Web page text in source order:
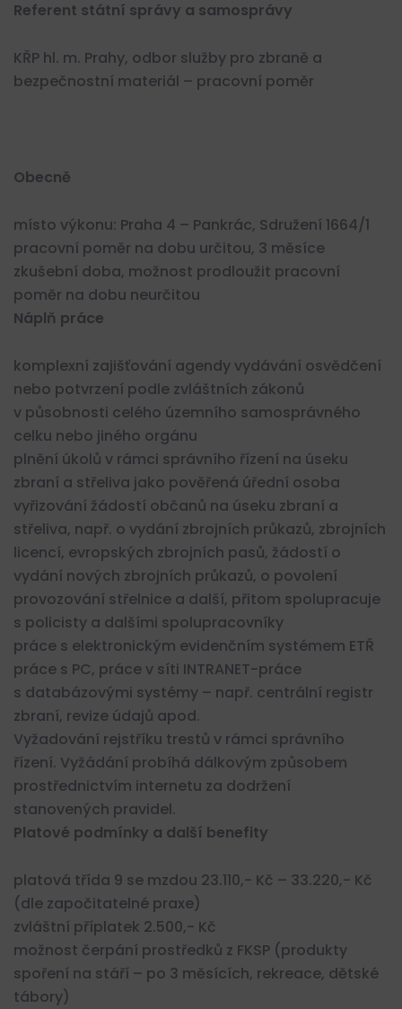
Referent státní správy a samosprávy
KŘP hl. m. Prahy, odbor služby pro zbraně a
bezpečnostní materiál – pracovní poměr
Obecně
místo výkonu: Praha 4 – Pankrác, Sdružení 1664/1
pracovní poměr na dobu určitou, 3 měsíce
zkušební doba, možnost prodloužit pracovní
poměr na dobu neurčitou
Náplň práce
komplexní zajišťování agendy vydávání osvědčení
nebo potvrzení podle zvláštních zákonů
v působnosti celého územního samosprávného
celku nebo jiného orgánu
plnění úkolů v rámci správního řízení na úseku
zbraní a střeliva jako pověřená úřední osoba
vyřizování žádostí občanů na úseku zbraní a
střeliva, např. o vydání zbrojních průkazů, zbrojních
licencí, evropských zbrojních pasů, žádostí o
vydání nových zbrojních průkazů, o povolení
provozování střelnice a další, přitom spolupracuje
s policisty a dalšími spolupracovníky
práce s elektronickým evidenčním systémem ETŘ
práce s PC, práce v síti INTRANET-práce
s databázovými systémy – např. centrální registr
zbraní, revize údajů apod.
Vyžadování rejstříku trestů v rámci správního
řízení. Vyžádání probíhá dálkovým způsobem
prostřednictvím internetu za dodržení
stanovených pravidel.
Platové podmínky a další benefity
platová třída 9 se mzdou 23.110,- Kč – 33.220,- Kč
(dle započitatelné praxe)
zvláštní příplatek 2.500,- Kč
možnost čerpání prostředků z FKSP (produkty
spoření na stáří – po 3 měsících, rekreace, dětské
tábory)